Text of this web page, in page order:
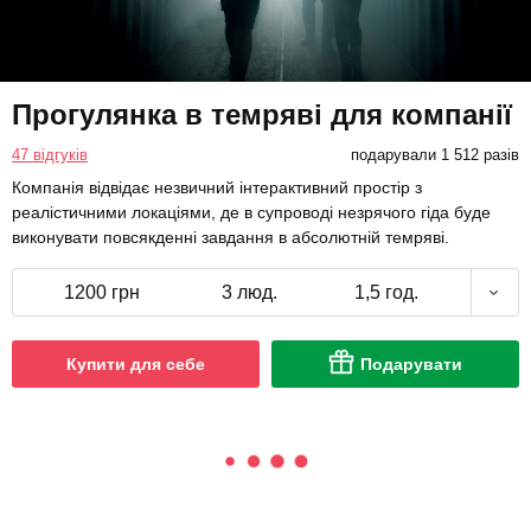
Прогулянка в темряві для компанії
47 відгуків подарували 1 512 разів
Компанія відвідає незвичний інтерактивний простір з
реалістичними локаціями, де в супроводі незрячого гіда буде
виконувати повсякденні завдання в абсолютній темряві.
1200 грн 3 люд. 1,5 год.
Купити для себе Подарувати